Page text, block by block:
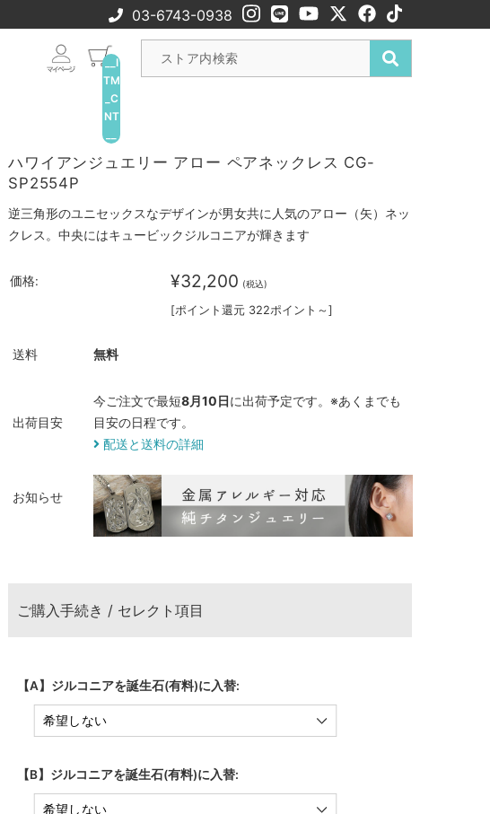
03-6743-0938
__I
TM
_C
NT
ハワイアンジュエリー アロー ペアネックレス CG-
SP2554P
逆三角形のユニセックスなデザインが男女共に人気のアロー（矢）ネッ
クレス。中央にはキュービックジルコニアが輝きます
価格: ¥32,200 (税込)
[ポイント還元 322ポイント～]
送料 無料
出荷目安
今ご注文で最短8月10日に出荷予定です。※あくまでも
目安の日程です。
配送と送料の詳細
お知らせ
ご購入手続き / セレクト項目
【A】ジルコニアを誕生石(有料)に入替:
【B】ジルコニアを誕生石(有料)に入替: